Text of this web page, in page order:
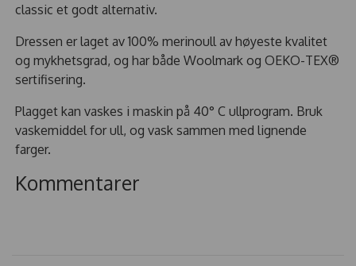
classic et godt alternativ.
Dressen er laget av 100% merinoull av høyeste kvalitet
og mykhetsgrad, og har både Woolmark og OEKO-TEX®
sertifisering.
Plagget kan vaskes i maskin på 40° C ullprogram. Bruk
vaskemiddel for ull, og vask sammen med lignende
farger.
Kommentarer